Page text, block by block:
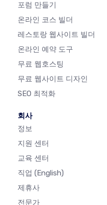
포럼 만들기
온라인 코스 빌더
레스토랑 웹사이트 빌더
온라인 예약 도구
무료 웹호스팅
무료 웹사이트 디자인
SEO 최적화
회사
정보
지원 센터
교육 센터
직업 (English)
제휴사
전문가